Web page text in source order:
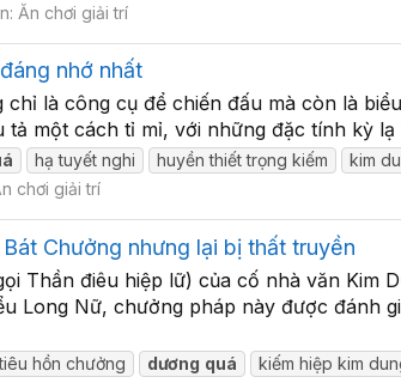
Ăn chơi giải trí
nhớ nhất
là công cụ để chiến đấu mà còn là
một cách tỉ mỉ, với những đặc tính kỳ
hạ tuyết nghi huyền thiết trọng kiếm kim
chơi giải trí
Chưởng nhưng lại bị thất truyền
Thần điêu hiệp lữ) của cố nhà văn Kim
Long Nữ, chưởng pháp này được đánh
hồn chưởng dương quá kiếm hiệp kim